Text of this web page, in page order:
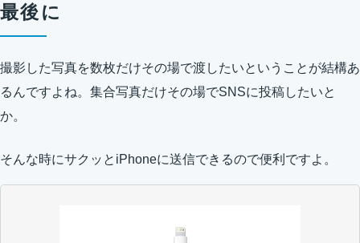
最後に
撮影した写真を数枚だけその場で渡したいということが結構あ
るんですよね。集合写真だけその場でSNSに投稿したいと
か。
そんな時にサクッとiPhoneに送信できるので便利ですよ。